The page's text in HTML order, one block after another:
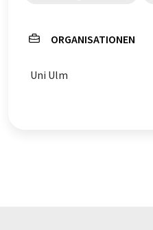
ORGANISATIONEN
Uni Ulm